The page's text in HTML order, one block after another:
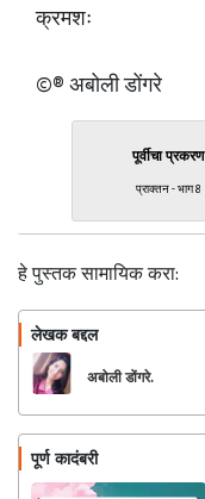
क्रमशः
©️®️ अबोली डोंगरे
पूर्वीचा प्रकरण
प्राक्तन - भाग 8
हे पुस्तक सामायिक करा:
लेखक बद्दल
अबोली डोंगरे.
पूर्ण कादंबरी